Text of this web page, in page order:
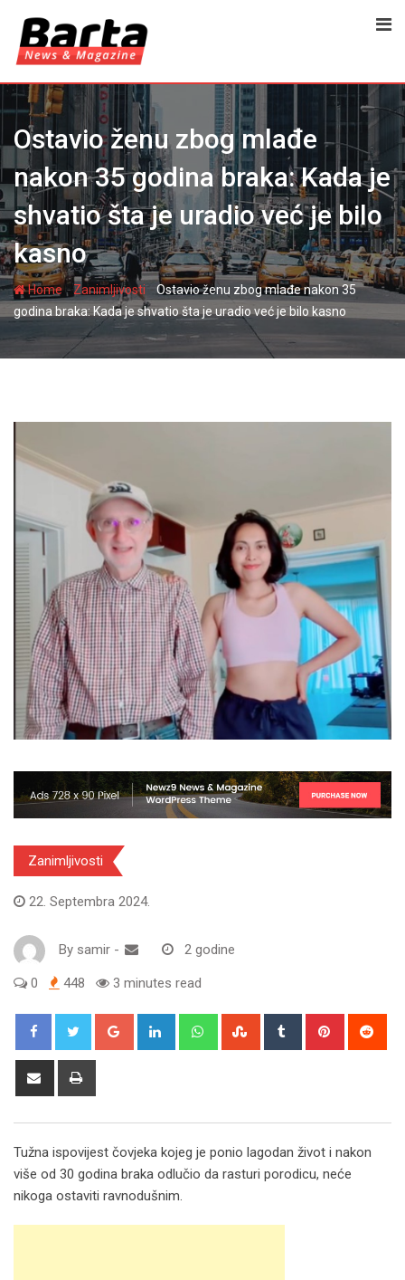
content
Ostavio ženu zbog mlađe
nakon 35 godina braka: Kada je
shvatio šta je uradio već je bilo
kasno
Home-Zanimljivosti
Ostavio ženu zbog mlađe nakon 35
godina braka: Kada je shvatio šta je uradio već je bilo kasno
Zanimljivosti
22. Septembra 2024.
By samir - 2 godine
0 448 3 minutes read
Google+ LinkedIn WhatsappStumbleUpon
Tumblr Pinterest
Share
Tužna ispovijest čovjeka kojeg je ponio lagodan život i nakon
više od 30 godina braka odlučio da rasturi porodicu, neće
nikoga ostaviti ravnodušnim.